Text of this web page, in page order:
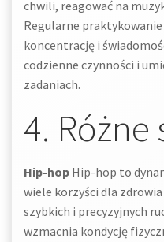
chwili, reagować na
Regularne
koncentrację i
codzienne czynności i
zadaniach.
4.
Hip-hop Hip-hop to
wiele korzyści dla
szybkich i precyzyjnych
wzmacnia kondycję